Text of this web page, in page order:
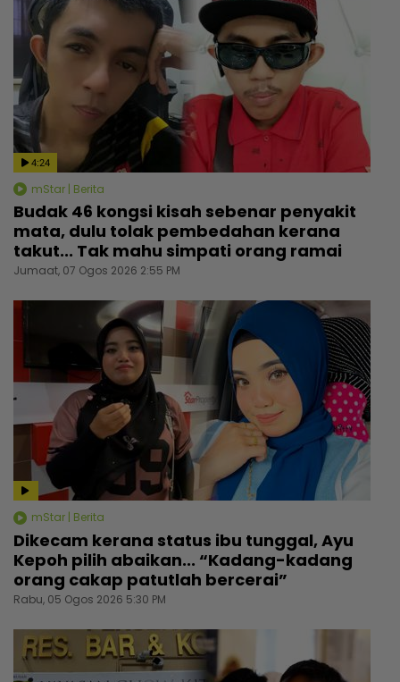
4:24
mStar | Berita
Budak 46 kongsi kisah sebenar penyakit
mata, dulu tolak pembedahan kerana
takut... Tak mahu simpati orang ramai
Jumaat, 07 Ogos 2026 2:55 PM
mStar | Berita
Dikecam kerana status ibu tunggal, Ayu
Kepoh pilih abaikan... “Kadang-kadang
orang cakap patutlah bercerai”
Rabu, 05 Ogos 2026 5:30 PM